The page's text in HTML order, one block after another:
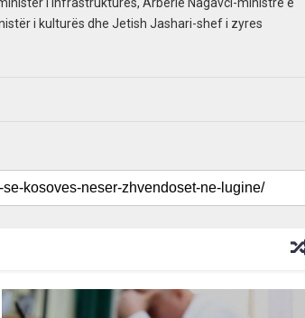
i kulturës dhe Jetish Jashari-shef i zyres